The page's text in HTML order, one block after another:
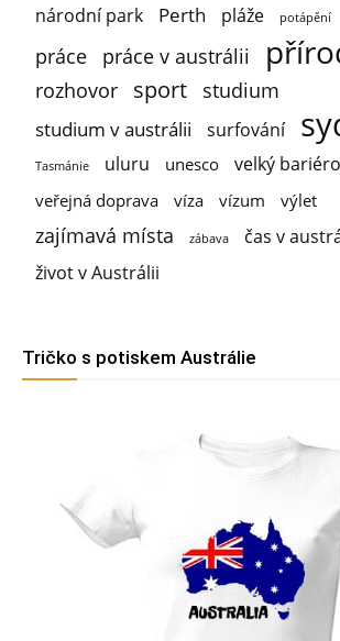
národní park Perth pláže potápění
práce práce v austrálii
rozhovor sport studium
studium v austrálii surfování
Tasmánie uluru unesco velký
veřejná doprava víza vízum výlet
zajímavá místa zábava
čas v
život v Austrálii
Tričko s potiskem Austrálie